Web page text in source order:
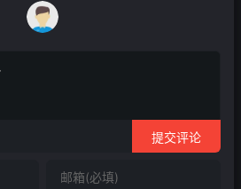
提交评论